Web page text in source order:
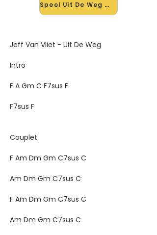
Speel Uit De Weg mee →
Jeff Van Vliet - Uit De Weg
Intro
F A Gm C F7sus F
F7sus F
Couplet
F Am Dm Gm C7sus C
Am Dm Gm C7sus C
F Am Dm Gm C7sus C
Am Dm Gm C7sus C